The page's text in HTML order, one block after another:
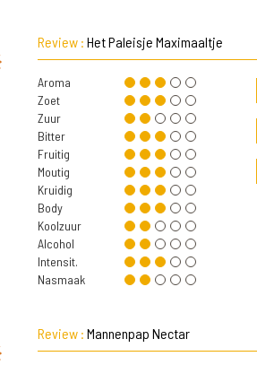
Review : Het Paleisje Maximaaltje
Aroma
Zoet
Zuur
Bitter
Fruitig
Moutig
Kruidig
Body
Koolzuur
Alcohol
Intensit.
Nasmaak
Review : Mannenpap Nectar